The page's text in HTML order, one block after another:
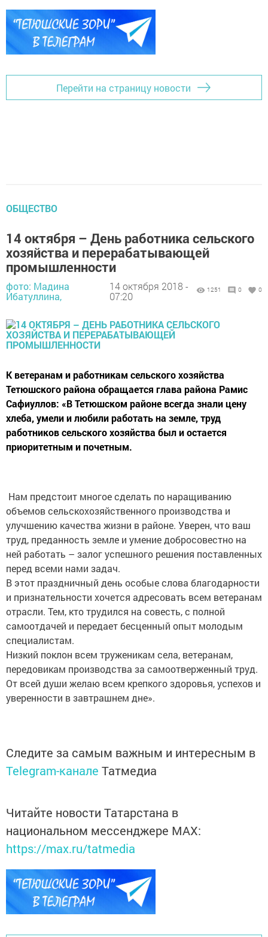
Перейти на страницу новости
ОБЩЕСТВО
14 октября – День работника сельского
хозяйства и перерабатывающей
промышленности
фото: Мадина
Ибатуллина,
14 октября 2018 -
07:20
1251 0 0
К ветеранам и работникам сельского хозяйства
Тетюшского рай­она обращается глава района Рамис
Сафиуллов: «В Тетюшском районе всегда знали цену
хлеба, умели и любили работать на земле, труд
работников сельского хозяйства был и остается
приоритетным и почетным.
Нам предстоит многое сделать по наращиванию
объемов сельскохозяйственного производства и
улучшению качества жизни в районе. Уверен, что ваш
труд, преданность земле и умение добросовестно на
ней работать – залог успешного решения поставленных
перед всеми нами задач.
В этот праздничный день особые слова благодарности
и признательности хочется адресовать всем ветеранам
отрасли. Тем, кто трудился на совесть, с полной
самоотдачей и передает бесценный опыт молодым
специалистам.
Низкий поклон всем труженикам села, ветеранам,
передовикам производства за самоотверженный труд.
От всей души желаю всем крепкого здоровья, успехов и
уверенности в завтрашнем дне».
Следите за самым важным и интересным в
Telegram-канале Татмедиа
Читайте новости Татарстана в
национальном мессенджере MАХ:
https://max.ru/tatmedia